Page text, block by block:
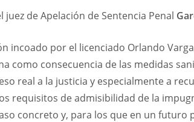
juez de Apelación de Sentencia Penal
incoado por el licenciado Orlando
como consecuencia de las medidas
real a la justicia y especialmente a
requisitos de admisibilidad de la
concreto y, para los que en un